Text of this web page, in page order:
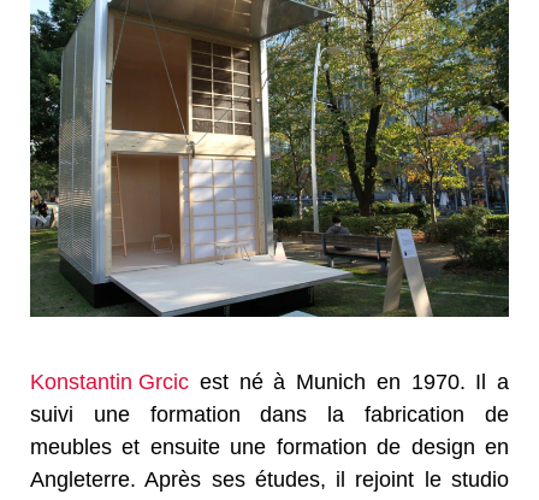
Konstantin Grcic est né à Munich en 1970. Il a
suivi une formation dans la fabrication de
meubles et ensuite une formation de design en
Angleterre. Après ses études, il rejoint le studio